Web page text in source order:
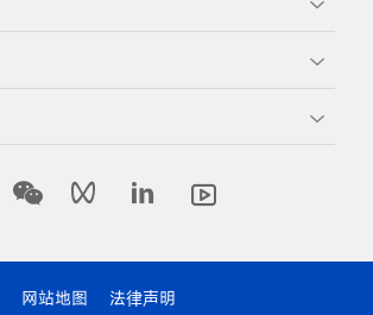
网站地图 法律声明